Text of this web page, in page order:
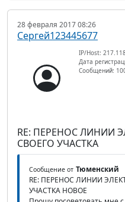
28 февраля 2017 08:26
Сергей123445677
IP/Host:
Дата
Сообщений:
RE: ПЕРЕНОС ЛИНИИ
СВОЕГО УЧАСТКА
Сообщение от Тюменский
RE: ПЕРЕНОС ЛИНИИ
УЧАСТКА НОВОЕ